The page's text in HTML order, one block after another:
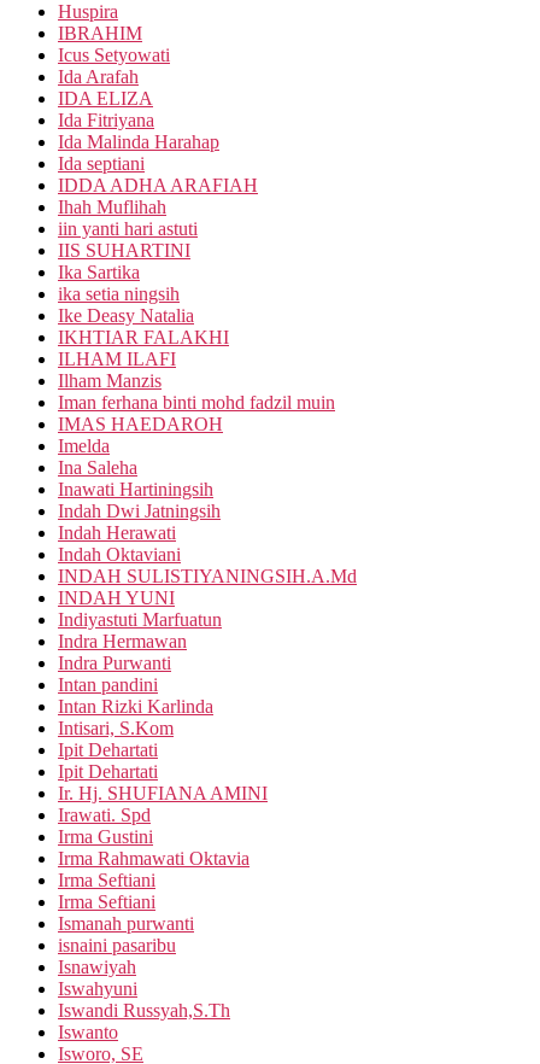
Huspira
IBRAHIM
Icus Setyowati
Ida Arafah
IDA ELIZA
Ida Fitriyana
Ida Malinda Harahap
Ida septiani
IDDA ADHA ARAFIAH
Ihah Muflihah
iin yanti hari astuti
IIS SUHARTINI
Ika Sartika
ika setia ningsih
Ike Deasy Natalia
IKHTIAR FALAKHI
ILHAM ILAFI
Ilham Manzis
Iman ferhana binti mohd fadzil muin
IMAS HAEDAROH
Imelda
Ina Saleha
Inawati Hartiningsih
Indah Dwi Jatningsih
Indah Herawati
Indah Oktaviani
INDAH SULISTIYANINGSIH.A.Md
INDAH YUNI
Indiyastuti Marfuatun
Indra Hermawan
Indra Purwanti
Intan pandini
Intan Rizki Karlinda
Intisari, S.Kom
Ipit Dehartati
Ipit Dehartati
Ir. Hj. SHUFIANA AMINI
Irawati. Spd
Irma Gustini
Irma Rahmawati Oktavia
Irma Seftiani
Irma Seftiani
Ismanah purwanti
isnaini pasaribu
Isnawiyah
Iswahyuni
Iswandi Russyah,S.Th
Iswanto
Isworo, SE